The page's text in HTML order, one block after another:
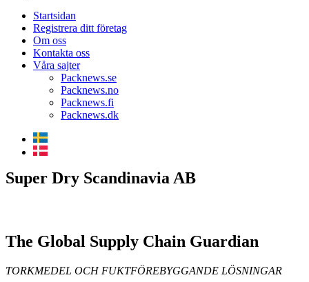
Startsidan
Registrera ditt företag
Om oss
Kontakta oss
Våra sajter
Packnews.se
Packnews.no
Packnews.fi
Packnews.dk
Super Dry Scandinavia AB
The Global Supply Chain Guardian
TORKMEDEL OCH FUKTFÖREBYGGANDE LÖSNINGAR